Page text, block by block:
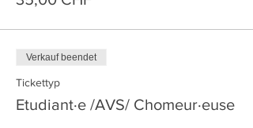
Verkauf beendet
Tickettyp
Etudiant·e /AVS/ Chomeur·euse